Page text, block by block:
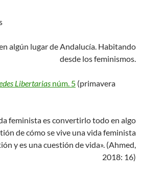
algún lugar de Andalucía. Habitando
desde los feminismos.
Libertarias núm. 5 (primavera
feminista es convertirlo todo en algo
de cómo se vive una vida feminista
y es una cuestión de vida». (Ahmed,
2018: 16)